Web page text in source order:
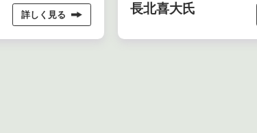
詳しく見る 長北喜大氏